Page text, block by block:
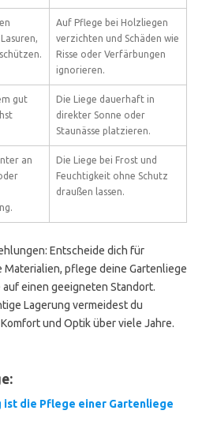
Auf Pflege bei Holzliegen
verzichten und Schäden wie
Risse oder Verfärbungen
ignorieren.
gut
Die Liege dauerhaft in
direkter Sonne oder
Staunässe platzieren.
an
Die Liege bei Frost und
Feuchtigkeit ohne Schutz
draußen lassen.
Entscheide dich für
pflege deine Gartenliege
einen geeigneten Standort.
Lagerung vermeidest du
und Optik über viele Jahre.
ist die Pflege einer Gartenliege